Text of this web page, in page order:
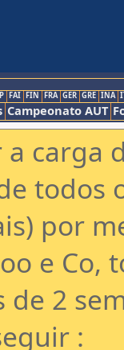
FAI FIN FRA GER GRE INA
Campeonato AUT
a carga
todos
por
e Co,
2
: